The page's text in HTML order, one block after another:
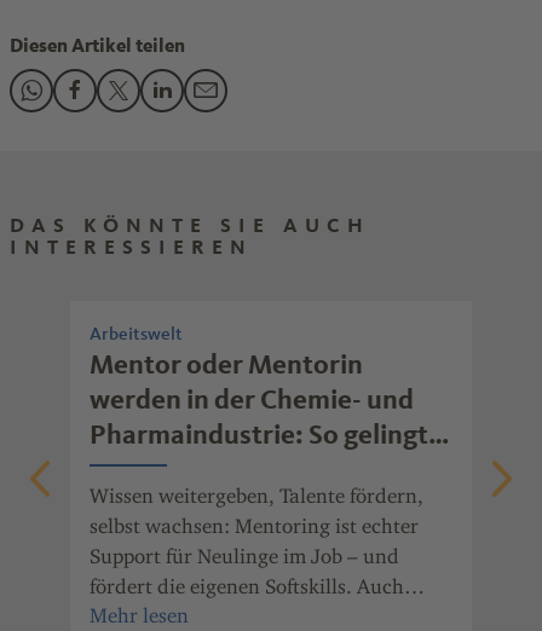
Diesen Artikel teilen
Den Beitrag "Tipps für die entspannte Mittagspause" teilen
Den Beitrag "Tipps für die entspannte Mittagspause"
Den Beitrag "Tipps für die entspannte
Den Beitrag "Tipps für die entspannte
Den Beitrag "Tipps für die entspannte
DAS KÖNNTE SIE AUCH
INTERESSIEREN
Arbeitswelt
Mentor oder Mentorin
werden in der Chemie- und
Pharmaindustrie: So gelingt
erfolgreiches Mentoring
Wissen weitergeben, Talente fördern,
selbst wachsen: Mentoring ist echter
Support für Neulinge im Job – und
fördert die eigenen Softskills. Auch
Unternehmen der Chemie- und